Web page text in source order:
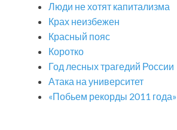
Люди не хотят капитализма
Крах неизбежен
Красный пояс
Коротко
Год лесных трагедий России
Атака на университет
«Побьем рекорды 2011 года»